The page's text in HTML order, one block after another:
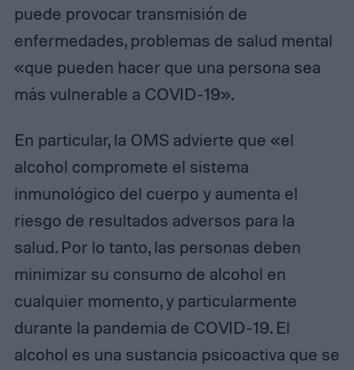
puede provocar transmisión de
enfermedades, problemas de salud mental
«que pueden hacer que una persona sea
más vulnerable a COVID-19».
En particular, la OMS advierte que «el
alcohol compromete el sistema
inmunológico del cuerpo y aumenta el
riesgo de resultados adversos para la
salud. Por lo tanto, las personas deben
minimizar su consumo de alcohol en
cualquier momento, y particularmente
durante la pandemia de COVID-19. El
alcohol es una sustancia psicoactiva que se